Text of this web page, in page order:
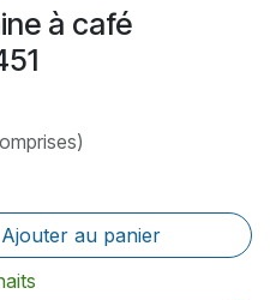
à café
Ajouter au panier